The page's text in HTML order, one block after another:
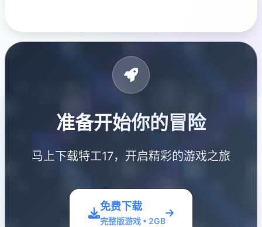
准备开始你的冒险
马上下载特工17，开启精彩的游戏之旅
免费下载
完整版游戏 • 2GB